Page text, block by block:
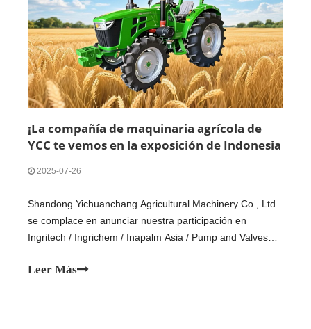
¡La compañía de maquinaria agrícola de
YCC te vemos en la exposición de Indonesia
2025-07-26
Shandong Yichuanchang Agricultural Machinery Co., Ltd.
se complace en anunciar nuestra participación en
Ingritech / Ingrichem / Inapalm Asia / Pump and Valves
sudeste asiático para los sectores agrícolas e
Leer Más